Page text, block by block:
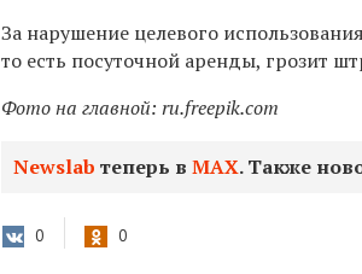
За нарушение целевого
то есть посуточной аренды, грозит
Фото на главной: ru.freepik.com
Newslab теперь вМАХ. Также
0 0